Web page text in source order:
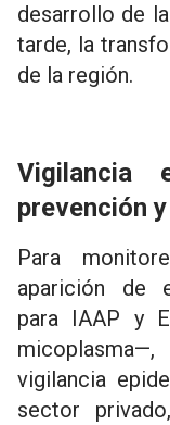
desarrollo de
tarde, la
de la región.
Vigilancia
prevención
Para
aparición de
para IAAP y
vigilancia
sector